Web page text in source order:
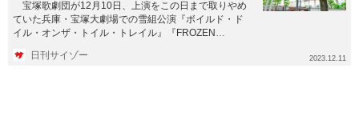
宝塚歌劇団が12月10日、上演をこの日まで取りやめ
ていた兵庫・宝塚大劇場での雪組公演『ボイルド・ド
イル・オンザ・トイル・トレイル』『FROZEN
日刊サイゾー 2023.12.11